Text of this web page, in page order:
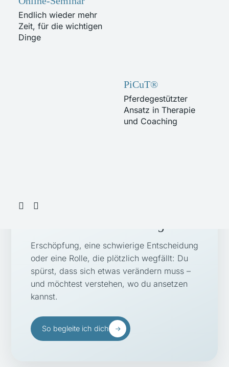
Endlich wieder mehr
Zeit, für die wichtigen
Dinge
PiCuT®
Pferdegestützter
Ansatz in Therapie
und Coaching
FÜR DICH
Erschöpfung, eine schwierige Entscheidung
oder eine Rolle, die plötzlich wegfällt: Du
spürst, dass sich etwas verändern muss –
und möchtest verstehen, wo du ansetzen
kannst.
So begleite ich dich